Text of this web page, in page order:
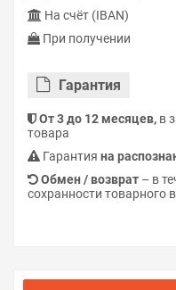
На счёт (IBAN)
При получении
Гарантия
От 3 до 12 месяцев, в
товара
Гарантия на
Обмен / возврат – в
сохранности товарного